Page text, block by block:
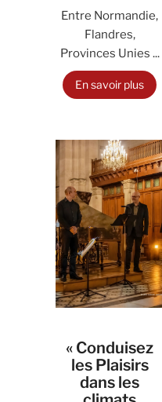
Entre Normandie,
Flandres,
Provinces Unies ...
En savoir plus
« Conduisez
les Plaisirs
dans les